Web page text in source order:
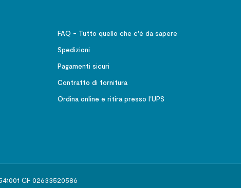
FAQ - Tutto quello che c'è da sapere
Spedizioni
Pagamenti sicuri
Contratto di fornitura
Ordina online e ritira presso l'UPS
CF 02633520586